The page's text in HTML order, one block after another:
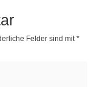
Felder sind mit*